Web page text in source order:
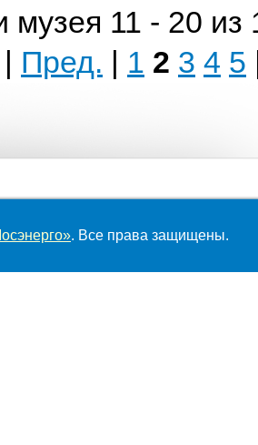
музея 11 - 20 из
| Пред. | 1 2 3 4 5
. Все права защищены.